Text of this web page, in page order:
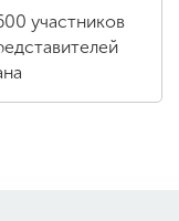
участников